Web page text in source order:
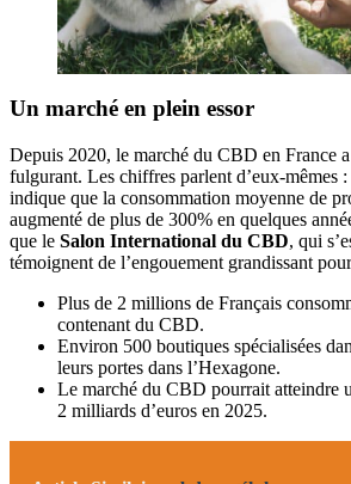
Un marché en plein essor
Depuis 2020, le marché du CBD en France
fulgurant. Les chiffres parlent d’eux-mêmes :
indique que la consommation moyenne de
augmenté de plus de 300% en quelques
que le Salon International du CBD, qui
témoignent de l’engouement grandissant
Plus de 2 millions de Français
contenant du CBD.
Environ 500 boutiques spécialisées
leurs portes dans l’Hexagone.
Le marché du CBD pourrait atteindre
2 milliards d’euros en 2025.